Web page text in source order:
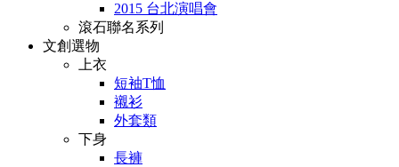
2015 台北演唱會
滾石聯名系列
文創選物
上衣
短袖T恤
襯衫
外套類
下身
長褲